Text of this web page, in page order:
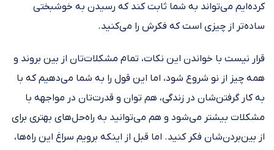
کرده‌ایم می‌تواند به شما ثابت کند که رسیدن به خوشبختی
ساده‌تر از چیزی است که فکرش را می‌کنید.
قرار نیست با خواندن این نکات، تمام مشکلات‌تان از بین بروند و
همه چیز از نو شروع شود، اما این قول را به شما می‌دهیم که با
به کار گرفتن‌شان در زندگی، هم توان و قدرت‌تان در مواجهه با
مشکلات بیشتر می‌شود و هم می‌توانید به راه‌حل‌های بهتری برای
از بین‌بردن‌شان فکر کنید. اما قبل از اینکه برویم سراغ این راه‌ها،